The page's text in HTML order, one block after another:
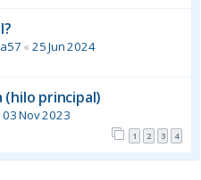
« 25 Jun 2024
(hilo principal)
03 Nov 2023
1 2 3 4